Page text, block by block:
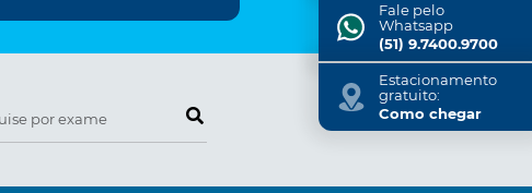
Pesquise por exame
Fale pelo
Whatsapp
(51) 9.7400.9700
Estacionamento
gratuito:
Como chegar